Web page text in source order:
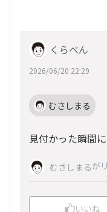
くらべん
2026/06/20 22:29
むさしまる
見付かった瞬間
むさしまるが
いいね